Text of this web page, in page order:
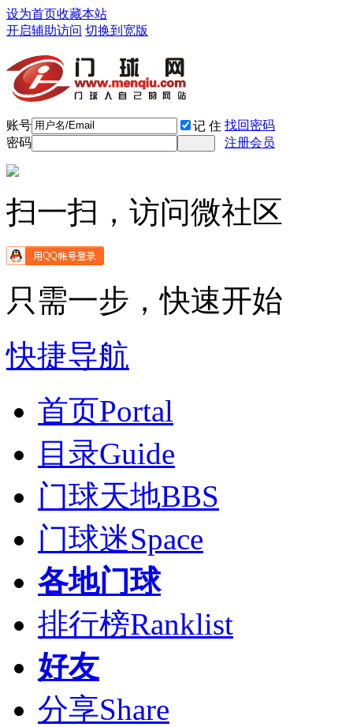
设为首页收藏本站
开启辅助访问 切换到宽版
账号 记 住 找回密码
密码
注册会员
扫一扫，访问微社区
只需一步，快速开始
快捷导航
首页Portal
目录Guide
门球天地BBS
门球迷Space
各地门球
排行榜Ranklist
好友
分享Share